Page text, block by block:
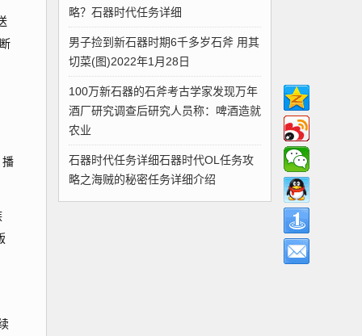
播
略？石器时代任务详细
男子捡到新石器时期6千多岁石斧 用其
切菜(图)2022年1月28日
100万新石器的石斧考古学家发现万年
酒厂研究调查后研究人员称：啤酒造就
农业
石器时代任务详细石器时代OL任务攻
略之海贼的秘密任务详细介绍